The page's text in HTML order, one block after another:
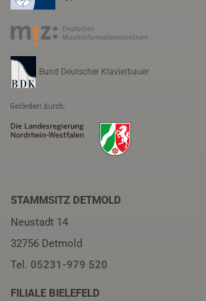
Bund Deutscher Klavierbauer
STAMMSITZ DETMOLD
Neustadt 14
32756 Detmold
Tel. 05231-979 520
FILIALE BIELEFELD